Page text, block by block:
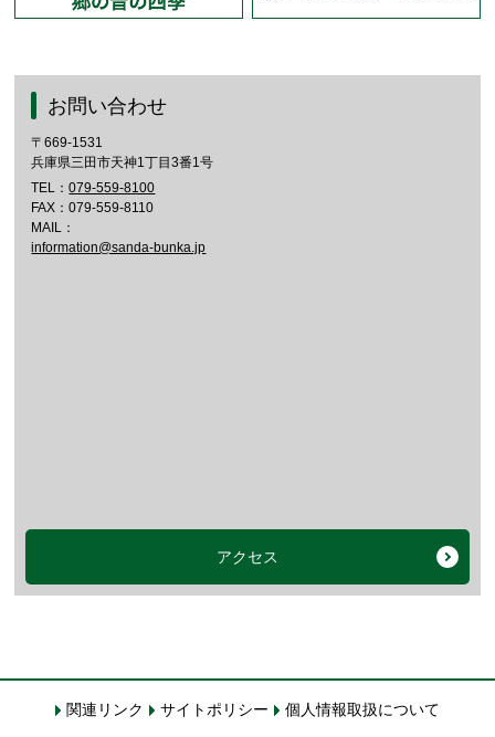
お問い合わせ
〒669-1531
兵庫県三田市天神1丁目3番1号
TEL：079-559-8100
FAX：079-559-8110
MAIL：
information@sanda-bunka.jp
アクセス
関連リンク サイトポリシー 個人情報取扱について